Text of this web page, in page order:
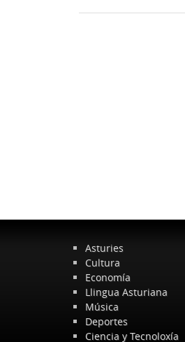
Asturies
Cultura
Economía
Llingua Asturiana
Música
Deportes
Ciencia y Tecnoloxía